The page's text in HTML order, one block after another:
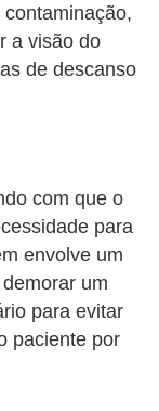
a visão do
de descanso
com que o
para
envolve um
um
para evitar
paciente por